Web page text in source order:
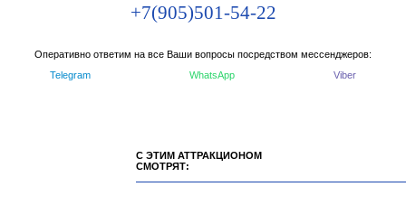
+7(905)501-54-22
Оперативно ответим на все Ваши вопросы посредством мессенджеров:
Telegram
WhatsApp Viber
С ЭТИМ АТТРАКЦИОНОМ
СМОТРЯТ: